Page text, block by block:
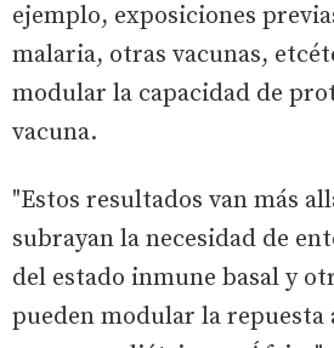
ejemplo, exposiciones
malaria, otras vacunas,
modular la capacidad de
vacuna.
"Estos resultados van más
subrayan la necesidad de
del estado inmune basal y
pueden modular la repuesta